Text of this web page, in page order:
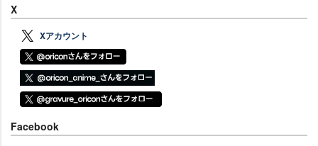
X
Xアカウント
Facebook